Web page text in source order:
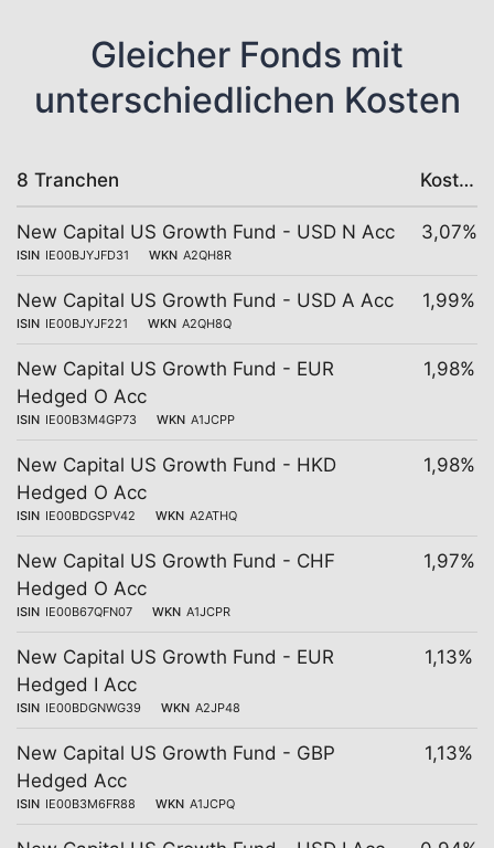
Gleicher Fonds mit
unterschiedlichen Kosten
8 Tranchen Kosten
New Capital US Growth Fund - USD N Acc
ISIN IE00BJYJFD31 WKN A2QH8R
3,07%
New Capital US Growth Fund - USD A Acc
ISIN IE00BJYJF221 WKN A2QH8Q
1,99%
New Capital US Growth Fund - EUR
Hedged O Acc
ISIN IE00B3M4GP73 WKN A1JCPP
1,98%
New Capital US Growth Fund - HKD
Hedged O Acc
ISIN IE00BDGSPV42 WKN A2ATHQ
1,98%
New Capital US Growth Fund - CHF
Hedged O Acc
ISIN IE00B67QFN07 WKN A1JCPR
1,97%
New Capital US Growth Fund - EUR
Hedged I Acc
ISIN IE00BDGNWG39 WKN A2JP48
1,13%
New Capital US Growth Fund - GBP
Hedged Acc
ISIN IE00B3M6FR88 WKN A1JCPQ
1,13%